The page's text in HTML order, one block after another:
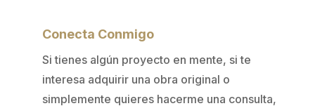
Conecta Conmigo
Si tienes algún proyecto en mente, si te
interesa adquirir una obra original o
simplemente quieres hacerme una consulta,